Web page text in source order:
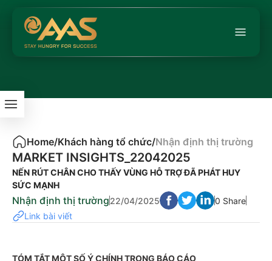
Home/Khách hàng tổ chức/Nhận định thị trường
MARKET INSIGHTS_22042025
NẾN RÚT CHÂN CHO THẤY VÙNG HỖ TRỢ ĐÃ PHÁT HUY
SỨC MẠNH
Nhận định thị trường22/04/2025
0 Share
Link bài viết
TÓM TẮT MỘT SỐ Ý CHÍNH TRONG BÁO CÁO